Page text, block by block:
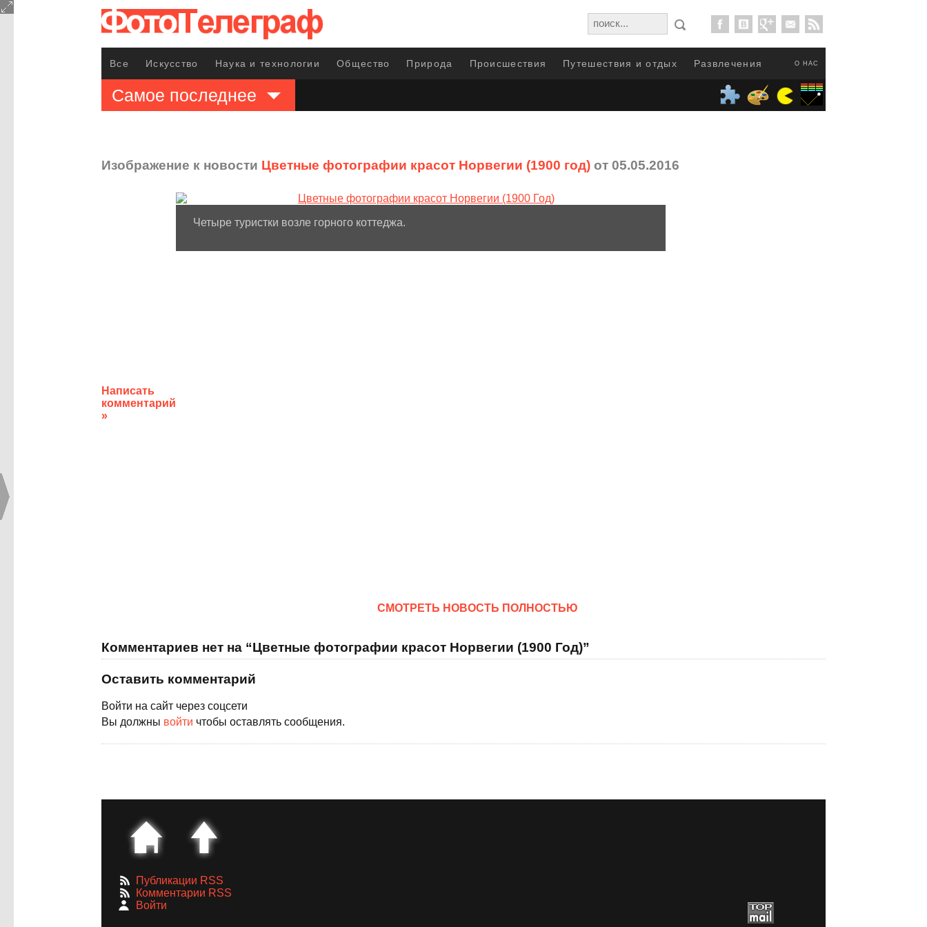
О НАС
Все Искусство Наука и технологии Общество Природа Происшествия Путешествия и отдых Развлечения
Самое последнее
Изображение к новости Цветные фотографии красот Норвегии (1900 год) от 05.05.2016
Написать
комментарий
»
Четыре туристки возле горного коттеджа.
CМОТРЕТЬ НОВОСТЬ ПОЛНОСТЬЮ
Комментариев нет на “Цветные фотографии красот Норвегии (1900 Год)”
Оставить комментарий
Войти на сайт через соцсети
Вы должны войти чтобы оставлять сообщения.
Публикации RSS
Комментарии RSS
Войти